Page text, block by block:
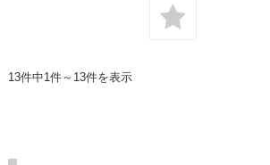
13件中1件～13件を表示